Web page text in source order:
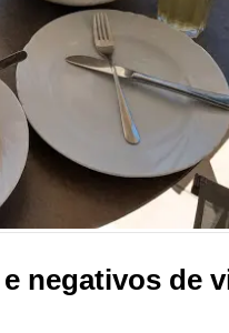
negativos de